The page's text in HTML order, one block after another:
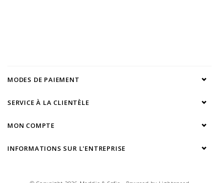
MODES DE PAIEMENT
SERVICE À LA CLIENTÈLE
MON COMPTE
INFORMATIONS SUR L'ENTREPRISE